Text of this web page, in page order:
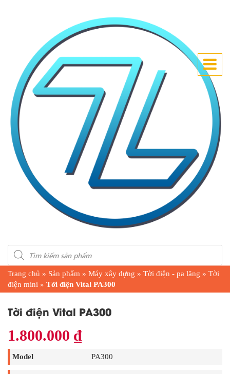
Products
search
Trang chủ » Sản phẩm » Máy xây dựng » Tời điện - pa lăng » Tời
điện mini » Tời điện Vital PA300
Tời điện Vital PA300
1.800.000 ₫
Model PA300